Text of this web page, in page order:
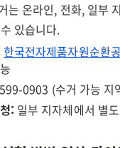
는 온라인, 전화, 일부
있습니다.
한국전자제품자원순환
0903 (수거 가능 지
: 일부 지자체에서 별